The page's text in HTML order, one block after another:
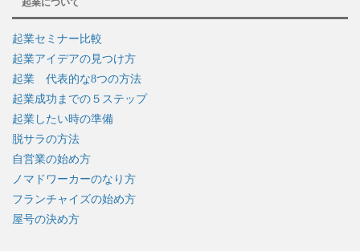
起業について
起業セミナー比較
起業アイデアの見つけ方
起業 代表的な8つの方法
起業成功までの５ステップ
起業したい時の準備
脱サラの方法
自営業の始め方
ノマドワーカーのなり方
フランチャイズの始め方
屋号の決め方